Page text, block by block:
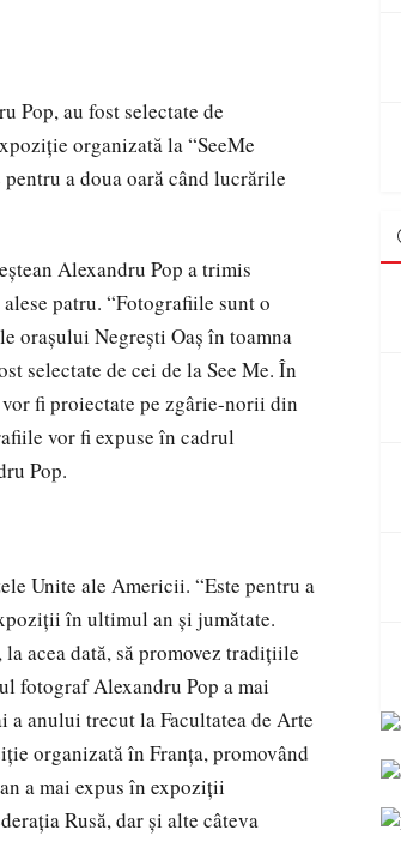
Pop, au fost selectate de
organizată la “SeeMe
a doua oară când lucrările
Alexandru Pop a trimis
patru. “Fotografiile sunt o
oraşului Negreşti Oaş în toamna
selectate de cei de la See Me. În
fi proiectate pe zgârie-norii din
vor fi expuse în cadrul
Pop.
Unite ale Americii. “Este pentru a
în ultimul an şi jumătate.
acea dată, să promovez tradiţiile
fotograf Alexandru Pop a mai
anului trecut la Facultatea de Arte
organizată în Franţa, promovând
a mai expus în expoziţii
Rusă, dar şi alte câteva